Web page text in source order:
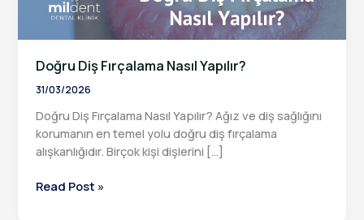
Doğru Diş Fırçalama Nasıl Yapılır?
31/03/2026
Doğru Diş Fırçalama Nasıl Yapılır? Ağız ve diş sağlığını
korumanın en temel yolu doğru diş fırçalama
alışkanlığıdır. Birçok kişi dişlerini […]
Doğru
Read Post »